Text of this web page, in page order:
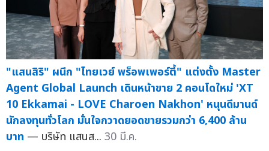
"แสนสิริ" ผนึก "ไทยเวย์ พร็อพเพอร์ตี้" แต่งตั้ง Master
Agent Global Launch เดินหน้าขาย 2 คอนโดใหม่ 'XT
10 Ekkamai - LOVE Charoen Nakhon' หนุนดีมานด์
นักลงทุนทั่วโลก มั่นใจกวาดยอดขายรวมกว่า 6,400 ล้าน
บาท — บริษัท แสนส... 30 มี.ค.